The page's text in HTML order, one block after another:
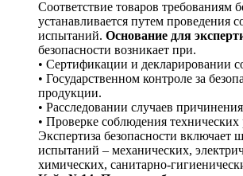
Соответствие товаров требованиям
устанавливается путем проведения
испытаний. Основание для
безопасности возникает при.
• Сертификации и декларировании
• Государственном контроле за
продукции.
• Расследовании случаев
• Проверке соблюдения технических
Экспертиза безопасности включает
испытаний – механических,
химических, санитарно-